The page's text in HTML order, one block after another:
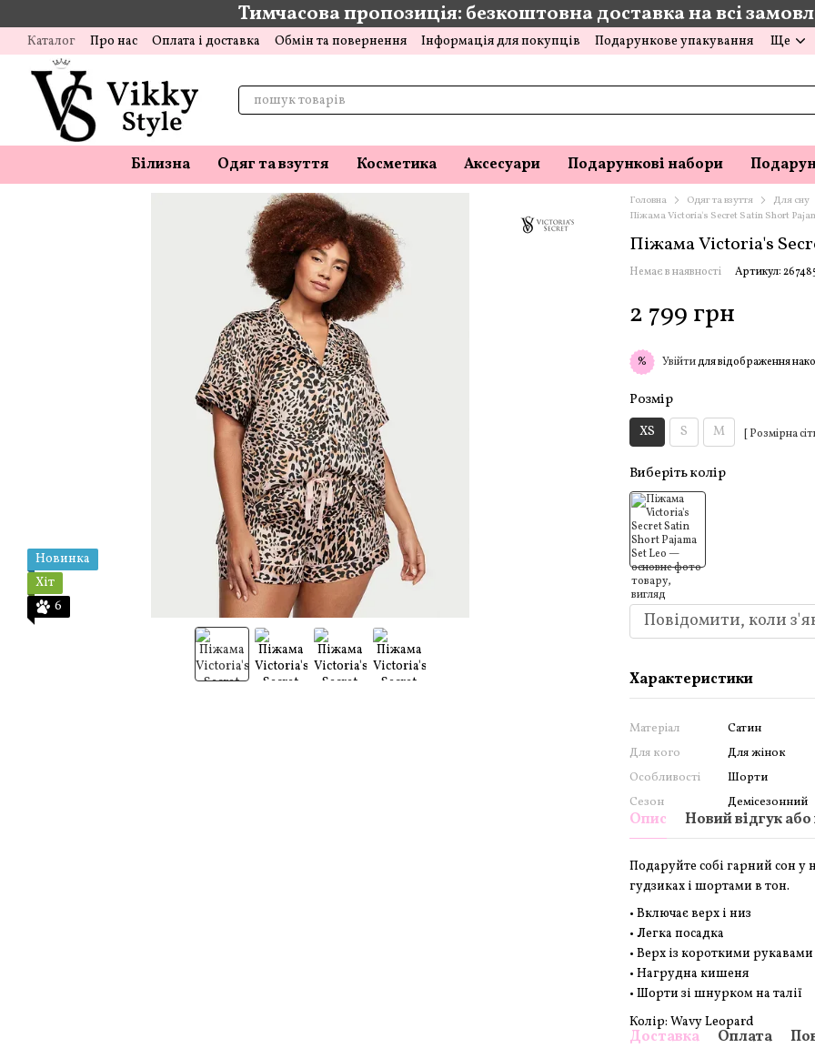
Тимчасова пропозиція: безкоштовна доставка на всі
Каталог Про нас Оплата і доставка Обмін та повернення Інформація для покупців Подарункове упакування Ще
Білизна Одяг та взуття Косметика Аксесуари Подарункові набори
Новинка
Хіт
6
Головна Одяг та взуття Для сну
Піжама Victoria's Secret Satin Short
Піжама Victoria's
Немає в наявності Артикул:
2 799 грн
% Увійтидля відображення
Розмір
XS S M [ Розмірна
Виберіть колір
Повідомити, коли
Характеристики
Матеріал
Сатин
Для кого
Для жінок
Особливості
Шорти
Сезон
Демісезонний
Опис Новий відгук
Подаруйте собі гарний сон
гудзиках і шортами в тон.
• Включає верх і низ
• Легка посадка
• Верх із короткими
• Нагрудна кишеня
• Шорти зі шнурком на талії
Колір: Wavy Leopard
Доставка Оплата